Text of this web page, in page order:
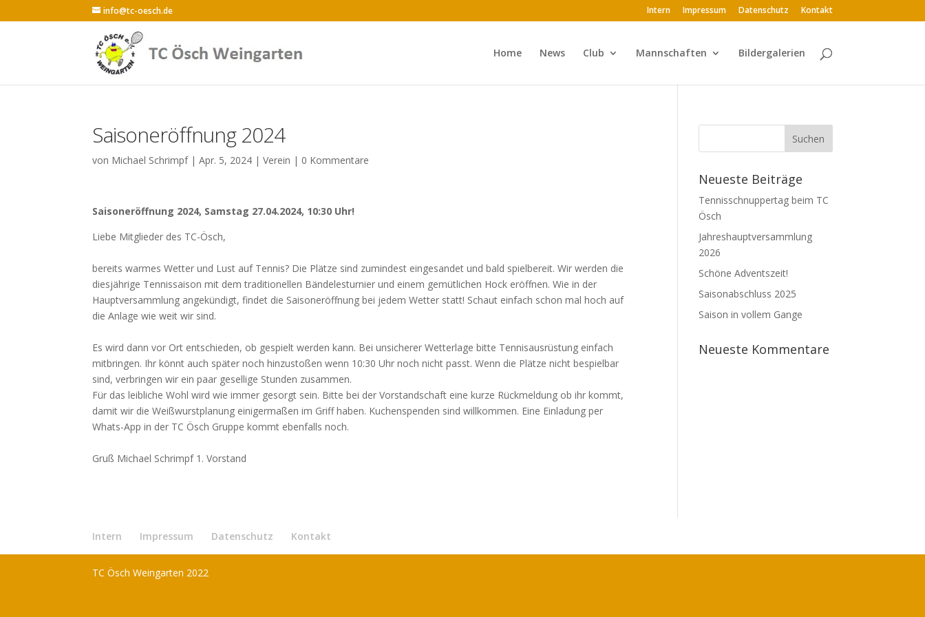
info@tc-oesch.de Intern Impressum Datenschutz Kontakt
Home News Club Mannschaften Bildergalerien
Saisoneröffnung 2024
von Michael Schrimpf|Apr. 5, 2024 |Verein | 0 Kommentare
Saisoneröffnung 2024, Samstag 27.04.2024, 10:30 Uhr!
Liebe Mitglieder des TC-Ösch,
bereits warmes Wetter und Lust auf Tennis? Die Plätze sind zumindest eingesandet und bald spielbereit. Wir werden die
diesjährige Tennissaison mit dem traditionellen Bändelesturnier und einem gemütlichen Hock eröffnen. Wie in der
Hauptversammlung angekündigt, findet die Saisoneröffnung bei jedem Wetter statt! Schaut einfach schon mal hoch auf
die Anlage wie weit wir sind.
Es wird dann vor Ort entschieden, ob gespielt werden kann. Bei unsicherer Wetterlage bitte Tennisausrüstung einfach
mitbringen. Ihr könnt auch später noch hinzustoßen wenn 10:30 Uhr noch nicht passt. Wenn die Plätze nicht bespielbar
sind, verbringen wir ein paar gesellige Stunden zusammen.
Für das leibliche Wohl wird wie immer gesorgt sein. Bitte bei der Vorstandschaft eine kurze Rückmeldung ob ihr kommt,
damit wir die Weißwurstplanung einigermaßen im Griff haben. Kuchenspenden sind willkommen. Eine Einladung per
Whats-App in der TC Ösch Gruppe kommt ebenfalls noch.
Gruß Michael Schrimpf 1. Vorstand
Neueste Beiträge
Tennisschnuppertag beim TC
Ösch
Jahreshauptversammlung
2026
Schöne Adventszeit!
Saisonabschluss 2025
Saison in vollem Gange
Neueste Kommentare
Intern Impressum Datenschutz Kontakt
TC Ösch Weingarten 2022